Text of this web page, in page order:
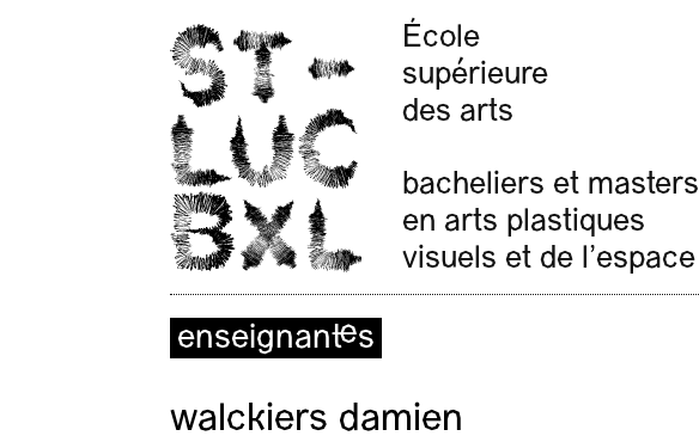
École
supérieure
des arts
bacheliers et masters
en arts plastiques
visuels et de l'espace
enseignant·es
walckiers damien